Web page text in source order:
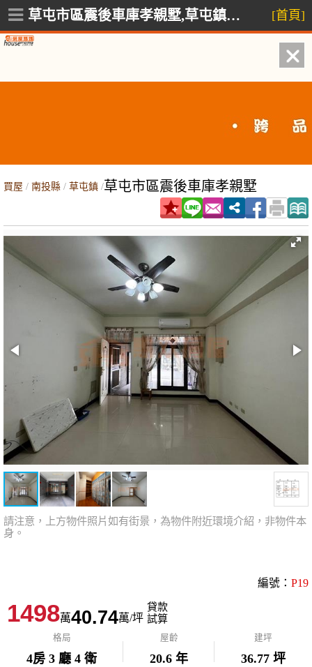
買屋 / 南投縣 / 草屯鎮 /草屯市區震後車庫孝親墅
請注意，上方物件照片如有街景，為物件附近環境介紹，非物件本
身。
編號： P19
1498萬40.74萬/坪
貸款
試算
格局
4房 3 廳 4 衛
屋齡
20.6 年
建坪
36.77 坪
草屯市區震後車庫孝親墅,草屯鎮儒林街 [首頁]